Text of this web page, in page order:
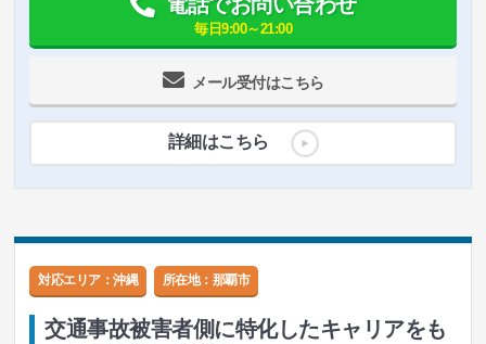
メール受付はこちら
毎日9:00～21:00
詳細はこちら
対応エリア：沖縄 所在地： 那覇市
交通事故被害者側に特化したキャリアをも